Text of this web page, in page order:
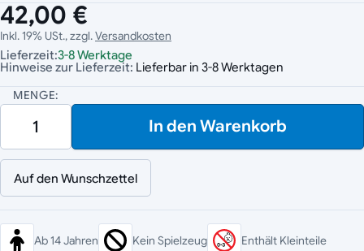
42,00 €
Inkl. 19% USt., zzgl.Versandkosten
Lieferzeit:3-8 Werktage
Hinweise zur Lieferzeit: Lieferbar in 3-8 Werktagen
MENGE:
In den Warenkorb
Auf den Wunschzettel
Ab 14 Jahren Kein Spielzeug Enthält Kleinteile